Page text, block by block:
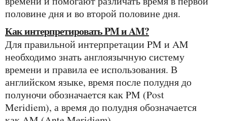
половине дня и во второй половине дня.
Как интерпретировать PM и AM?
Для правильной интерпретации PM и AM
необходимо знать англоязычную систему
времени и правила ее использования. В
английском языке, время после полудня до
полуночи обозначается как PM (Post
Meridiem), а время до полудня обозначается